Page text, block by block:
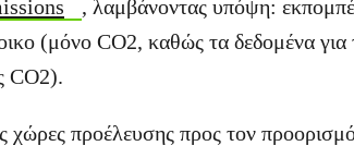
, λαμβάνοντας υπόψη:
(μόνο CO2, καθώς τα δεδομένα για
CO2).
χώρες προέλευσης προς τον